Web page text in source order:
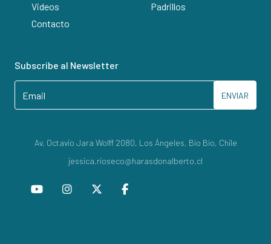
Videos
Padrillos
Contacto
Subscribe al Newsletter
ENVIAR
Av. Octavio Jara Wolff 2080, Los Ángeles, Bío Bío, Chile
jessica.rioseco@harasdonalberto.cl